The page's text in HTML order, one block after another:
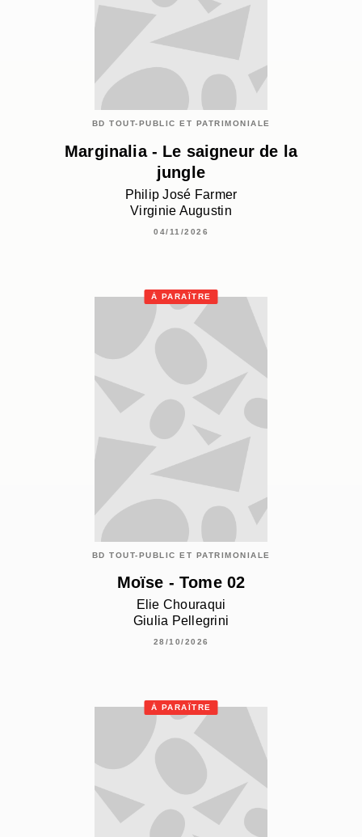
BD TOUT-PUBLIC ET PATRIMONIALE
Marginalia - Le saigneur de la
jungle
Philip José Farmer
Virginie Augustin
04/11/2026
À PARAÎTRE
BD TOUT-PUBLIC ET PATRIMONIALE
Moïse - Tome 02
Elie Chouraqui
Giulia Pellegrini
28/10/2026
À PARAÎTRE